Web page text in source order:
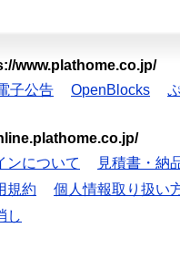
www.plathome.co.jp/
子公告 OpenBlocks
ンについて 見積書・納
規約 個人情報取り扱い
し